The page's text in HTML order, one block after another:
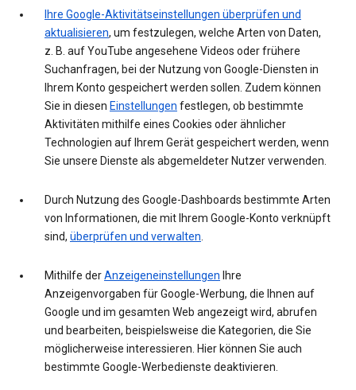
Ihre Google-Aktivitätseinstellungen überprüfen und
aktualisieren, um festzulegen, welche Arten von Daten,
z. B. auf YouTube angesehene Videos oder frühere
Suchanfragen, bei der Nutzung von Google-Diensten in
Ihrem Konto gespeichert werden sollen. Zudem können
Sie in diesen Einstellungen festlegen, ob bestimmte
Aktivitäten mithilfe eines Cookies oder ähnlicher
Technologien auf Ihrem Gerät gespeichert werden, wenn
Sie unsere Dienste als abgemeldeter Nutzer verwenden.
Durch Nutzung des Google-Dashboards bestimmte Arten
von Informationen, die mit Ihrem Google-Konto verknüpft
sind, überprüfen und verwalten.
Mithilfe derAnzeigeneinstellungen Ihre
Anzeigenvorgaben für Google-Werbung, die Ihnen auf
Google und im gesamten Web angezeigt wird, abrufen
und bearbeiten, beispielsweise die Kategorien, die Sie
möglicherweise interessieren. Hier können Sie auch
bestimmte Google-Werbedienste deaktivieren.